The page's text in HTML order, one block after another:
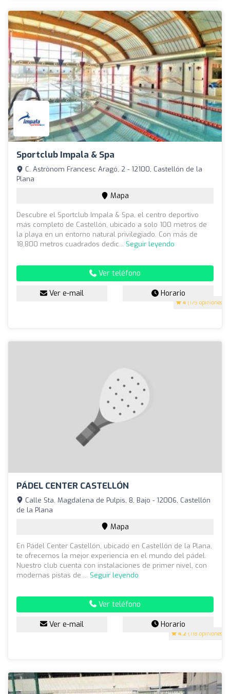
Sportclub Impala & Spa
4 (175 opiniones)
C. Astrònom Francesc Aragó, 2 - 12100, Castellón de la
Plana
Mapa
Descubre el Sportclub Impala & Spa, el centro deportivo
más completo de Castellón, ubicado a solo 100 metros de
la playa en un entorno natural privilegiado. Con más de
18,800 metros cuadrados dedic... Seguir leyendo
Ver teléfono
Ver e-mail Horario
PÁDEL CENTER CASTELLÓN
4.2 (118 opiniones)
Calle Sta. Magdalena de Pulpis, 8, Bajo - 12006, Castellón
de la Plana
Mapa
En Pádel Center Castellón, ubicado en Castellón de la Plana,
te ofrecemos la mejor experiencia en el mundo del pádel.
Nuestro club cuenta con instalaciones de primer nivel, con
modernas pistas de ... Seguir leyendo
Ver teléfono
Ver e-mail Horario